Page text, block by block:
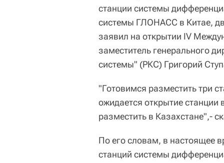
станции системы
системы ГЛОНАСС в Китае,
заявил на открытии IV
заместитель генерального
системы" (РКС) Григорий
"Готовимся разместить три
ожидается открытие станции
разместить в Казахстане",-
По его словам, в настоящее
станций системы